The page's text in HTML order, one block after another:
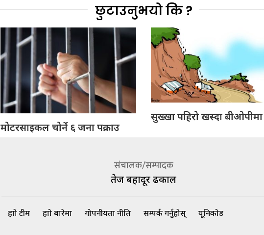
छुटाउनुभयो कि ?
मोटरसाइकल चोर्ने ६ जना पक्राउ
सुख्खा पहिरो खस्दा बीओपीमा
संचालक/सम्पादक
तेज बहादूर ढकाल
हाम्रो टीम हाम्रो बारेमा गोपनीयता नीति सम्पर्क गर्नुहोस् यूनिकोड